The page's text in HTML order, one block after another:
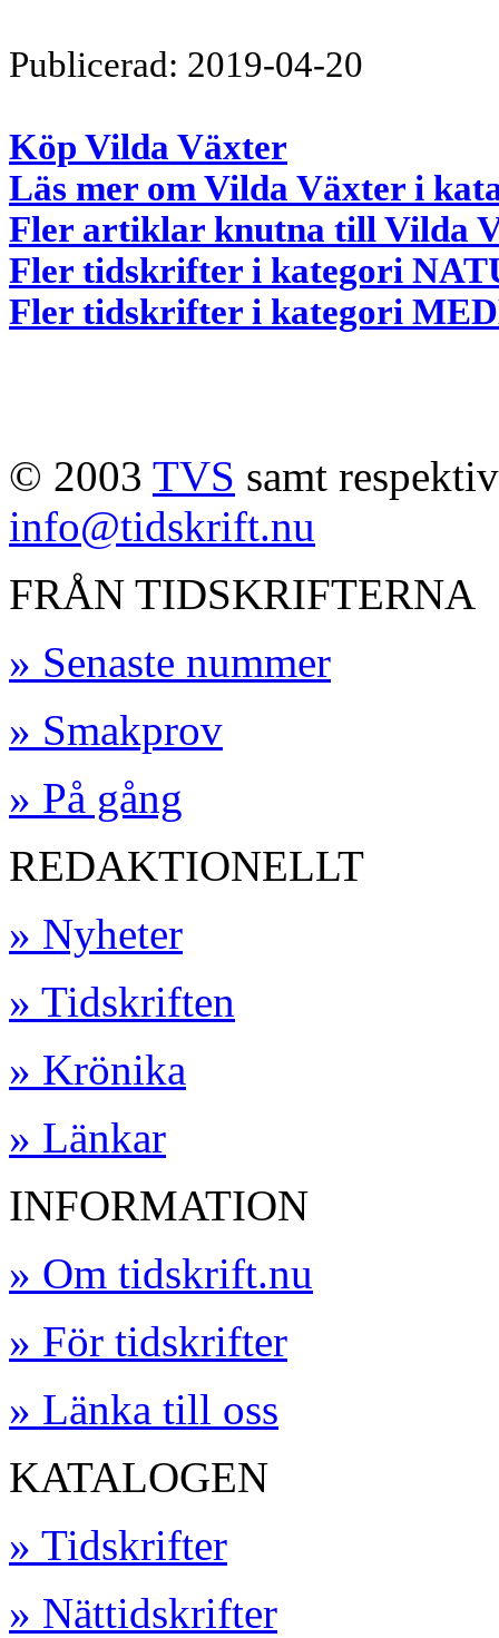
Publicerad: 2019-04-20
Köp Vilda Växter
Läs mer om Vilda Växter i
Fler artiklar knutna till Vilda
Fler tidskrifter i kategori
Fler tidskrifter i kategori
© 2003 TVS samt
info@tidskrift.nu
FRÅN TIDSKRIFTERNA
» Senaste nummer
» Smakprov
» På gång
REDAKTIONELLT
» Nyheter
» Tidskriften
» Krönika
» Länkar
INFORMATION
» Om tidskrift.nu
» För tidskrifter
» Länka till oss
KATALOGEN
» Tidskrifter
» Nättidskrifter